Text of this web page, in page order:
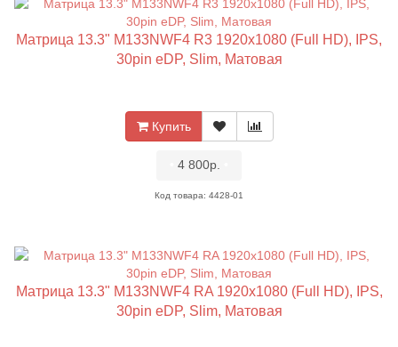
Матрица 13.3" M133NWF4 R3 1920x1080 (Full HD), IPS,
30pin eDP, Slim, Матовая
Купить
4 800р.
Код товара: 4428-01
Матрица 13.3" M133NWF4 RA 1920x1080 (Full HD), IPS,
30pin eDP, Slim, Матовая